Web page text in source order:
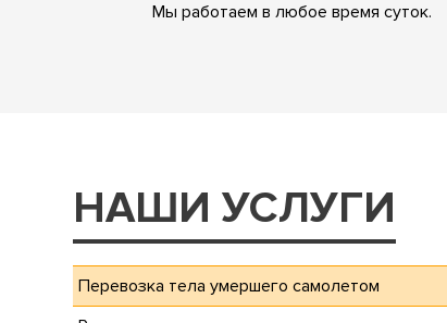
Мы работаем в любое время суток.
НАШИ УСЛУГИ
Перевозка тела умершего самолетом